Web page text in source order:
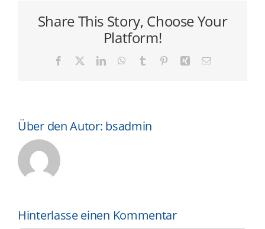
Share This Story, Choose Your
Platform!
Facebook LinkedInWhatsApp
Tumblr PinterestXing E-
Über den Autor: bsadmin
Hinterlasse einen Kommentar